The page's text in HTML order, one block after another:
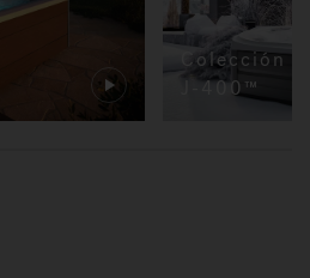
Colección
J-400™